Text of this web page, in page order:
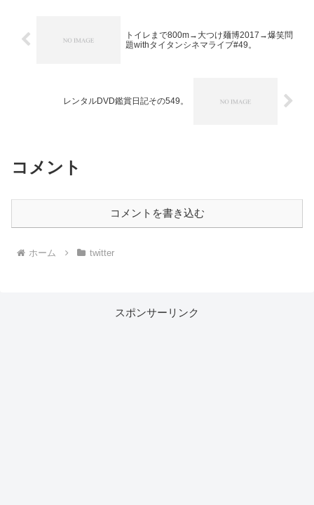
トイレまで800m→大つけ麺博2017→爆笑問
題withタイタンシネマライブ#49。
レンタルDVD鑑賞日記その549。
コメント
コメントを書き込む
ホーム twitter
スポンサーリンク